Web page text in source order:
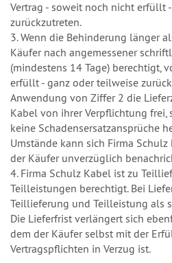
Vertrag - soweit noch nicht erfüllt
zurückzutreten.
3. Wenn die Behinderung länger
Käufer nach angemessener
(mindestens 14 Tage) berechtigt,
erfüllt - ganz oder teilweise
Anwendung von Ziffer 2 die
Kabel von ihrer Verpflichtung frei,
keine Schadensersatzansprüche
Umstände kann sich Firma
der Käufer unverzüglich
4. Firma Schulz Kabel ist zu
Teilleistungen berechtigt. Bei
Teillieferung und Teilleistung als
Die Lieferfrist verlängert sich
dem der Käufer selbst mit der
Vertragspflichten in Verzug ist.